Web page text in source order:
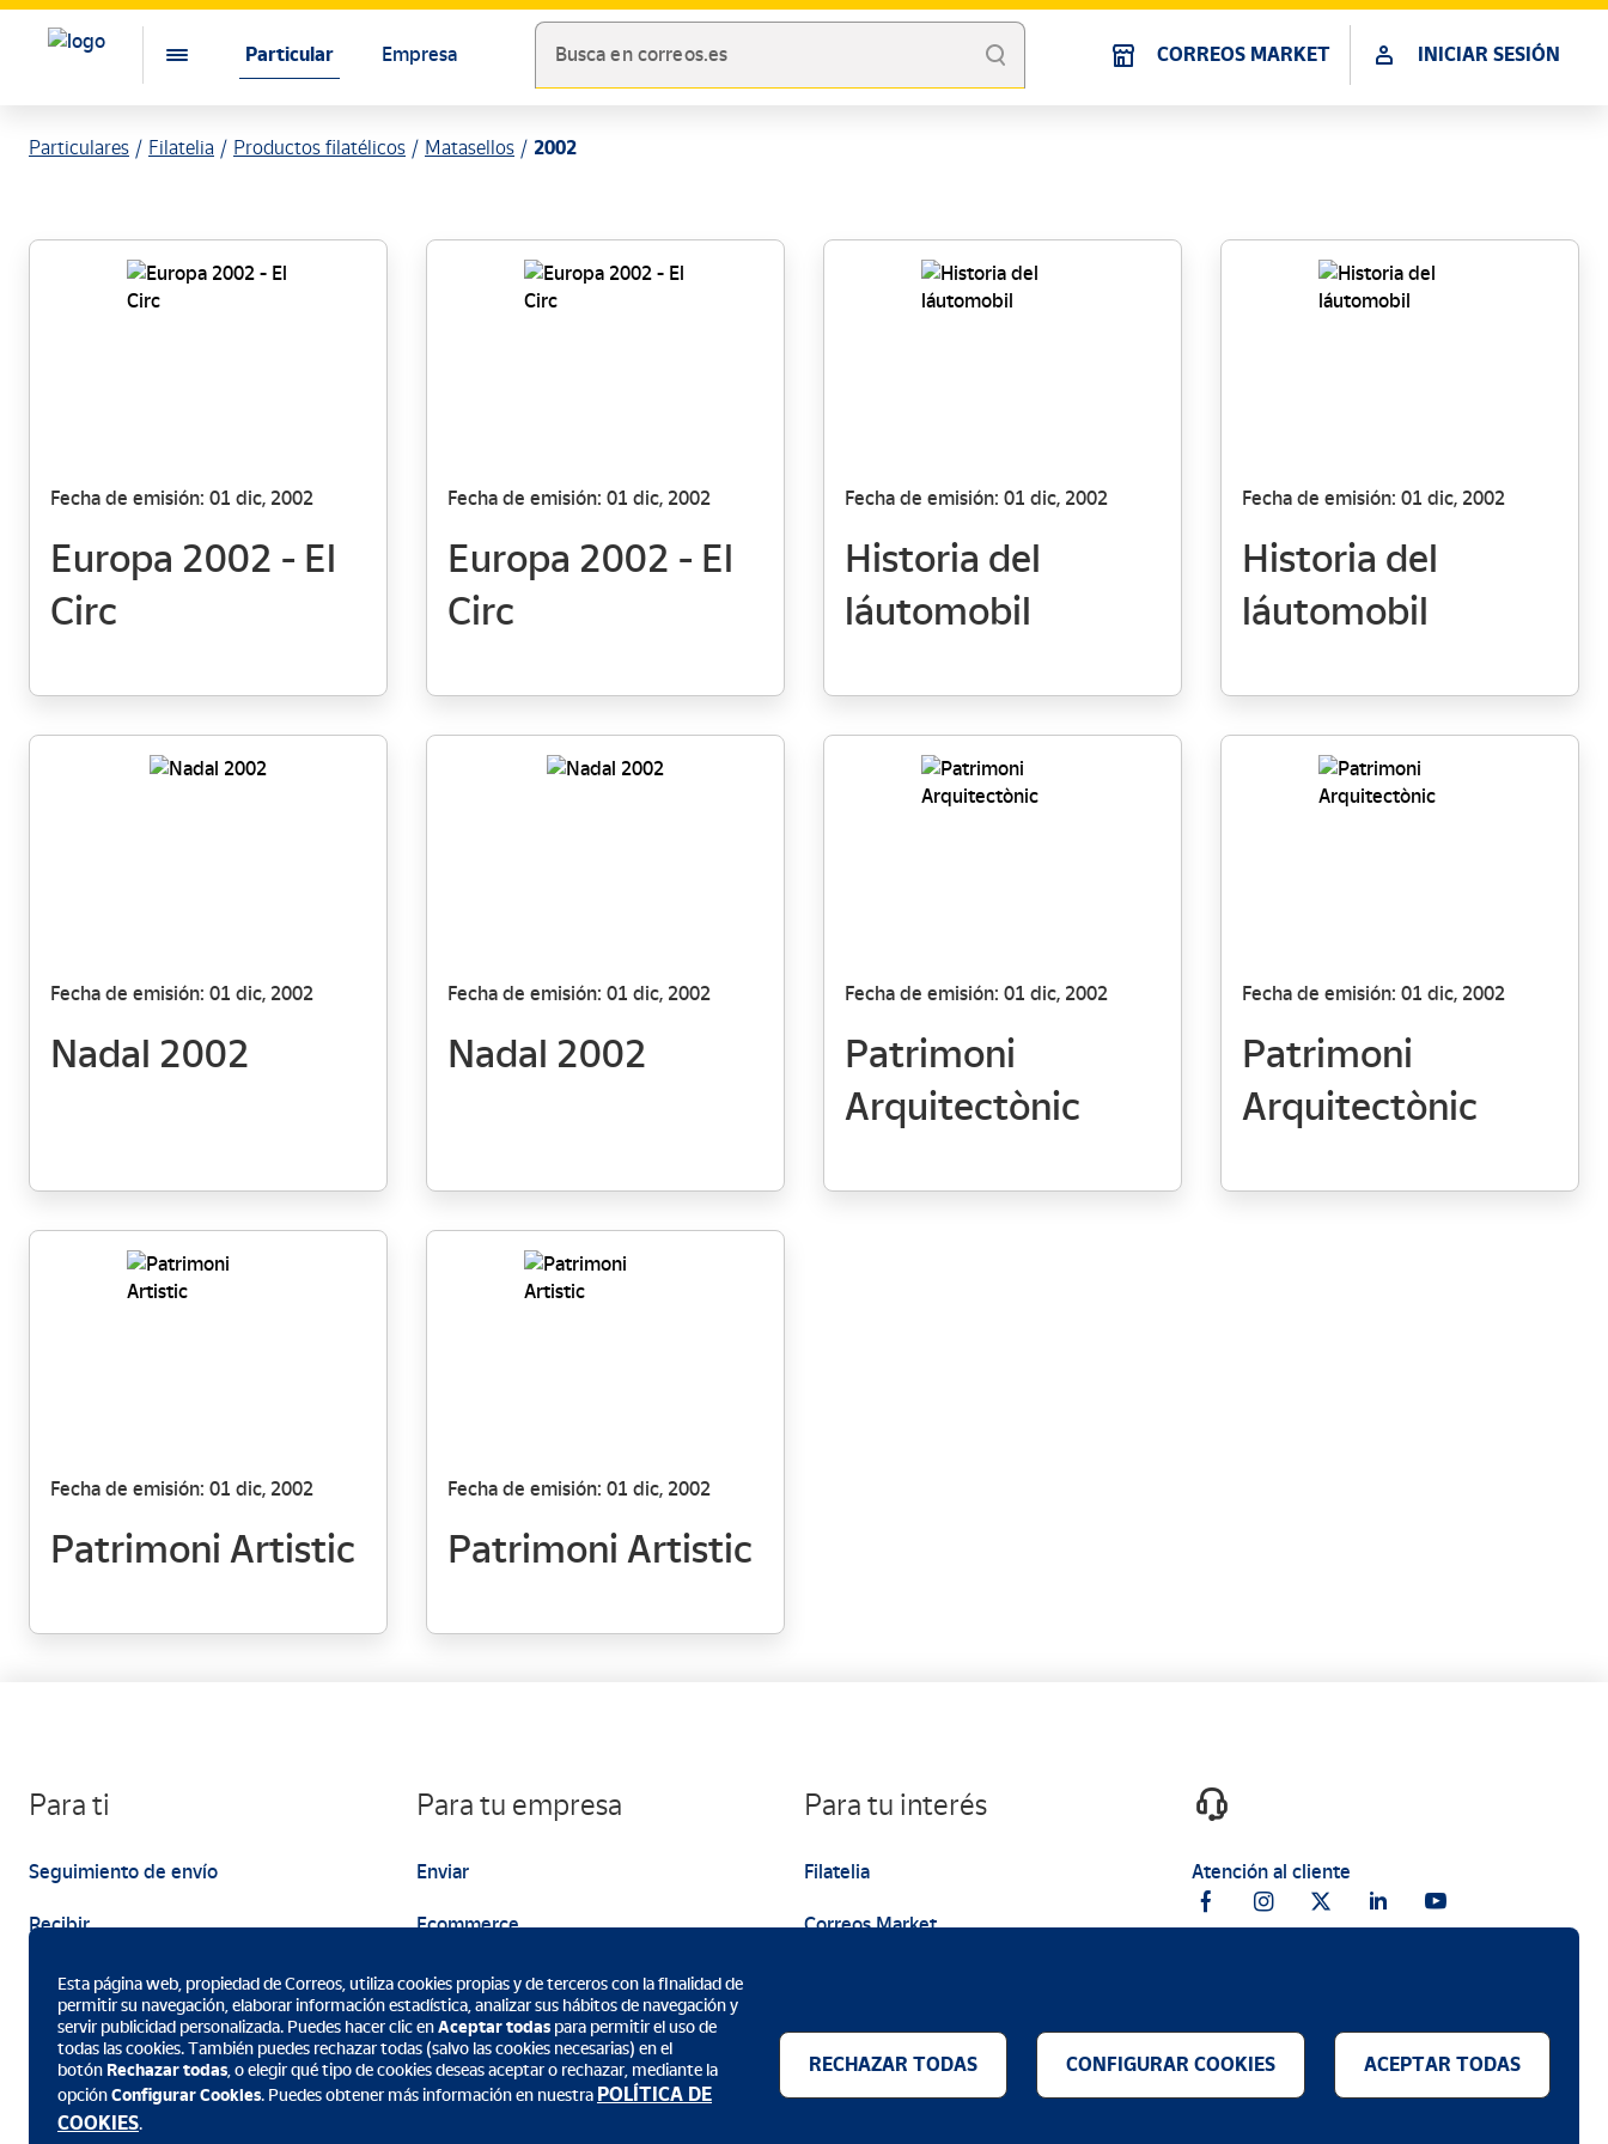
Particular Empresa Busca en correos.es CORREOS MARKET INICIAR SESIÓN
Particulares Filatelia Productos filatélicos Matasellos 2002
Fecha de emisión: 01 dic, 2002
Europa 2002 - El
Circ
Fecha de emisión: 01 dic, 2002
Europa 2002 - El
Circ
Fecha de emisión: 01 dic, 2002
Historia del
láutomobil
Fecha de emisión: 01 dic, 2002
Historia del
láutomobil
Fecha de emisión: 01 dic, 2002
Nadal 2002
Fecha de emisión: 01 dic, 2002
Nadal 2002
Fecha de emisión: 01 dic, 2002
Patrimoni
Arquitectònic
Fecha de emisión: 01 dic, 2002
Patrimoni
Arquitectònic
Fecha de emisión: 01 dic, 2002
Patrimoni Artistic
Fecha de emisión: 01 dic, 2002
Patrimoni Artistic
Para ti
Seguimiento de envío
Recibir
Enviar
Para tu empresa
Enviar
Ecommerce
Marketing
Para tu interés
Filatelia
Correos Market
Atención al cliente
Descarga la App de Correos
Esta página web, propiedad de Correos, utiliza cookies propias y de terceros con la finalidad de
permitir su navegación, elaborar información estadística, analizar sus hábitos de navegación y
servir publicidad personalizada. Puedes hacer clic enAceptar todas para permitir el uso de
todas las cookies. También puedes rechazar todas (salvo las cookies necesarias) en el
botón Rechazar todas, o elegir qué tipo de cookies deseas aceptar o rechazar, mediante la
opciónConfigurar Cookies. Puedes obtener más información en nuestra POLÍTICA DE
COOKIES.
RECHAZAR TODAS CONFIGURAR COOKIES ACEPTAR TODAS